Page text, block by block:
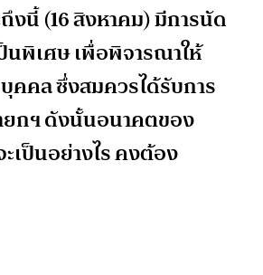
งนี้ (16 สิงหาคม) มีการนัด
นพิเศษ เพื่อพิจารณาให้
คคล ซึ่งสมควรได้รับการ
กฯ ดังนั้นอนาคตของ
เป็นอย่างไร คงต้อง